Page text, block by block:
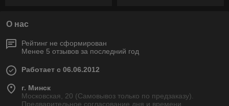
О нас
Рейтинг не сформирован
Менее 5 отзывов за последний год
Работает с 06.06.2012
г. Минск
Московская, 20 (Самовывоз только по предзаказу).
Предварительное согласование дня и времени